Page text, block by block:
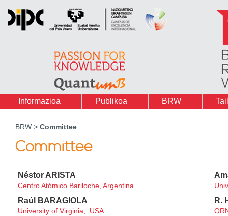
Informazioa Publikoa BRW
BRW > Committee
Committee
Néstor ARISTA
Centro Atómico Bariloche, Argentina
Raúl BARAGIOLA
University of Virginia, USA
R.